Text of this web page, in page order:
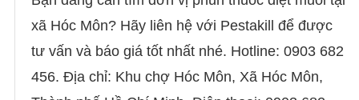
xã Hóc Môn? Hãy liên hệ với Pestakill để được
tư vấn và báo giá tốt nhất nhé. Hotline: 0903 682
456. Địa chỉ: Khu chợ Hóc Môn, Xã Hóc Môn,